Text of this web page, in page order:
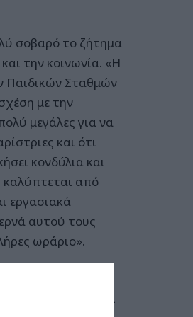
σοβαρό το ζήτημα
την κοινωνία. «Η
Παιδικών Σταθμών
με την
μεγάλες για να
και ότι
κονδύλια και
καλύπτεται από
εργασιακά
αυτού τους
ωράριο».
παίρνουν
δεν μας βρίσκει